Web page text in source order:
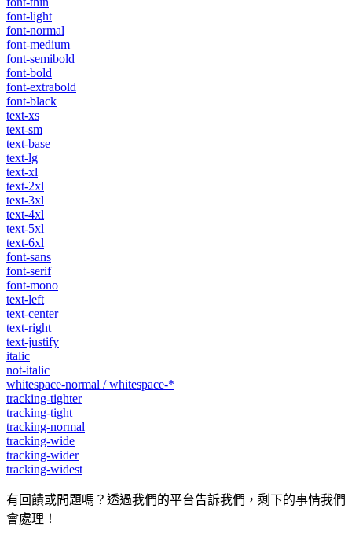
font-light
font-normal
font-medium
font-semibold
font-bold
font-extrabold
font-black
text-xs
text-sm
text-base
text-lg
text-xl
text-2xl
text-3xl
text-4xl
text-5xl
text-6xl
font-sans
font-serif
font-mono
text-left
text-center
text-right
text-justify
italic
not-italic
whitespace-normal / whitespace-*
tracking-tighter
tracking-tight
tracking-normal
tracking-wide
tracking-wider
tracking-widest
有回饋或問題嗎？透過我們的平台告訴我們，剩下的事情我們
會處理！